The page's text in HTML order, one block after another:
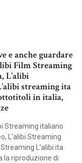
e anche guardare
Film Streaming
L’alibi
streaming ita
in italia,
Streaming italiano
L'alibi Streaming
L'alibi ita
la riproduzione di